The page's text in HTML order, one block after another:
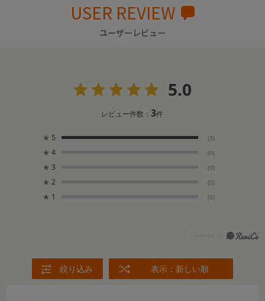
USER REVIEW
ユーザーレビュー
5.0
レビュー件数：3件
★ 5 (3)
★ 4 (0)
★ 3 (0)
★ 2 (0)
★ 1 (0)
絞り込み 表示：新しい順